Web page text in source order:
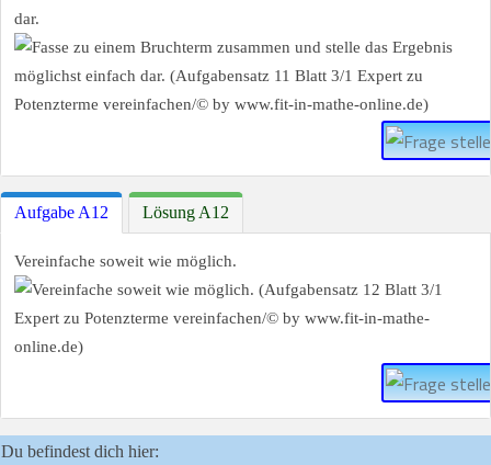
dar.
Aufgabe A12 Lösung A12
Vereinfache soweit wie möglich.
Du befindest dich hier: